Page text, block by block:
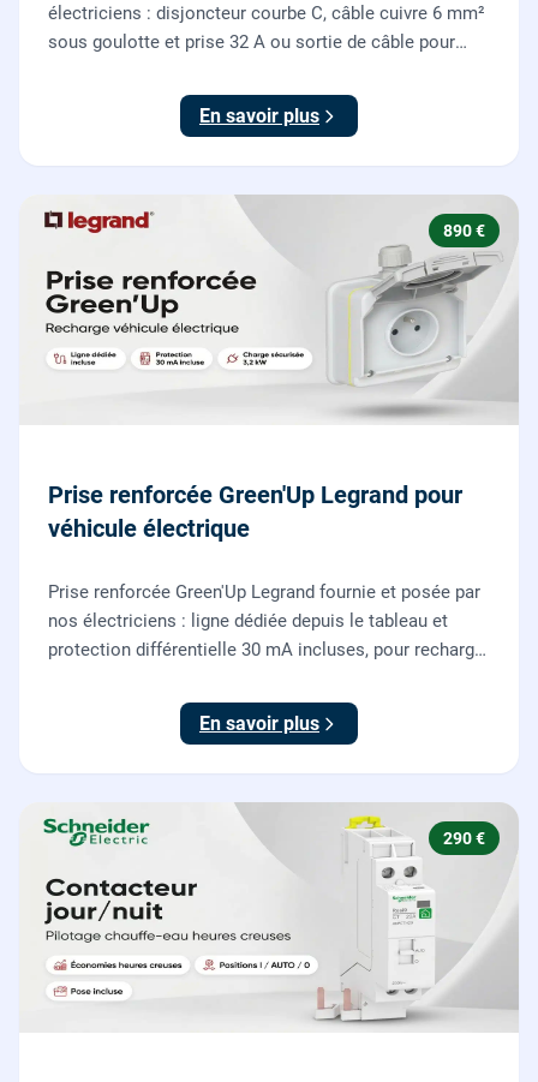
électriciens : disjoncteur courbe C, câble cuivre 6 mm²
sous goulotte et prise 32 A ou sortie de câble pour
En savoir plus
890 €
Prise renforcée Green'Up Legrand pour
véhicule électrique
Prise renforcée Green'Up Legrand fournie et posée par
nos électriciens : ligne dédiée depuis le tableau et
protection différentielle 30 mA incluses, pour recharger
En savoir plus
290 €